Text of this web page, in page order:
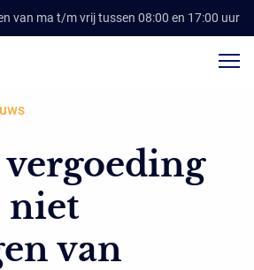
van ma t/m vrij tussen 08:00 en 17:00 uur
niet
van